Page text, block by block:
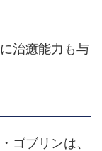
治癒能力も与
ゴブリンは、